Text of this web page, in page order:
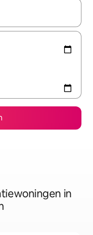
zijn, maak je een keuze
in